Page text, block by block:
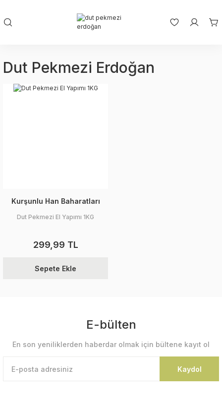
Dut Pekmezi Erdoğan
Kurşunlu Han Baharatları
Dut Pekmezi El Yapımı 1KG
299,99 TL
Sepete Ekle
E-bülten
En son yeniliklerden haberdar olmak için bültene kayıt ol
Kaydol